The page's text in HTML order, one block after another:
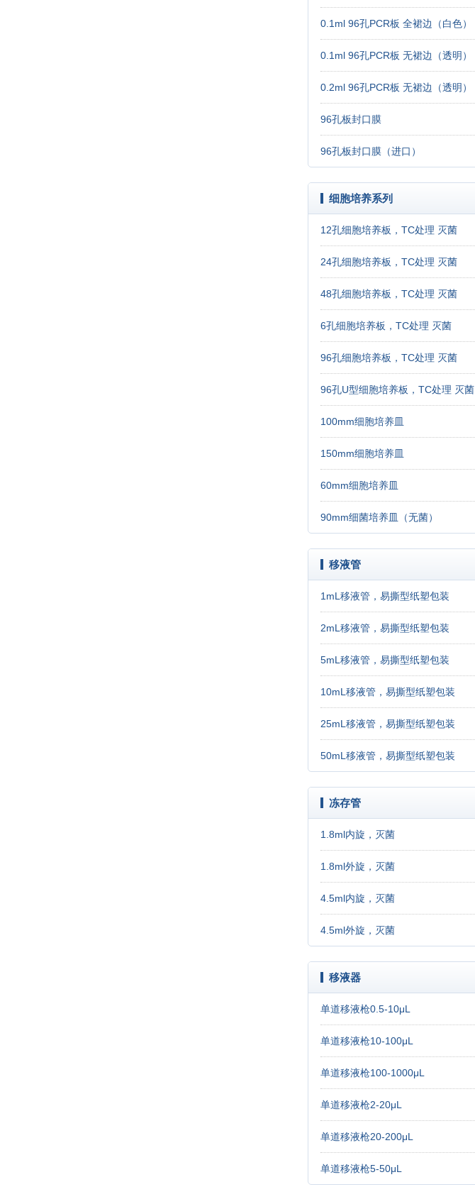
0.1ml 96孔PCR板 全裙边（白色）
0.1ml 96孔PCR板 无裙边（透明）
0.2ml 96孔PCR板 无裙边（透明）
96孔板封口膜
96孔板封口膜（进口）
细胞培养系列
12孔细胞培养板，TC处理 灭菌
24孔细胞培养板，TC处理 灭菌
48孔细胞培养板，TC处理 灭菌
6孔细胞培养板，TC处理 灭菌
96孔细胞培养板，TC处理 灭菌
96孔U型细胞培养板，TC处理 灭菌
100mm细胞培养皿
150mm细胞培养皿
60mm细胞培养皿
90mm细菌培养皿（无菌）
移液管
1mL移液管，易撕型纸塑包装
2mL移液管，易撕型纸塑包装
5mL移液管，易撕型纸塑包装
10mL移液管，易撕型纸塑包装
25mL移液管，易撕型纸塑包装
50mL移液管，易撕型纸塑包装
冻存管
1.8ml内旋，灭菌
1.8ml外旋，灭菌
4.5ml内旋，灭菌
4.5ml外旋，灭菌
移液器
单道移液枪0.5-10μL
单道移液枪10-100μL
单道移液枪100-1000μL
单道移液枪2-20μL
单道移液枪20-200μL
单道移液枪5-50μL